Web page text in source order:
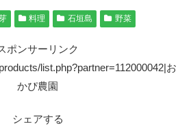
料理 石垣島 野菜
ポンサーリンク
list.php?partner=112000042|お
かぴ農園
シェアする